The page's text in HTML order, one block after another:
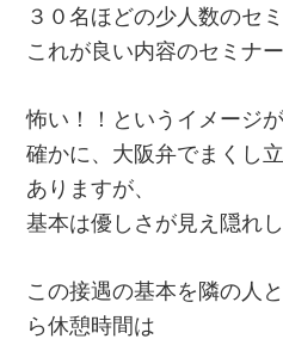
３０名ほどの少人数のセ
これが良い内容のセミナー
怖い！！というイメージ
確かに、大阪弁でまくし
ありますが、
基本は優しさが見え隠れ
この接遇の基本を隣の人
ら休憩時間は